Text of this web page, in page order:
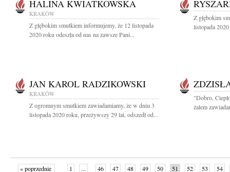
HALINA KWIATKOWSKA
KRAKÓW
Z głębokim smutkiem informujemy, że 12 listopada
2020 roku odeszła od nas na zawsze Pani...
Z głębokim
listopada
JAN KAROL RADZIKOWSKI
KRAKÓW
Z ogromnym smutkiem zawiadamiamy, że w dniu 3
listopada 2020 roku, przeżywszy 29 lat, odszedł od...
"Dobro,
żalem
« poprzednie 1 ... 46 47 48 49 50 51 52 53 54